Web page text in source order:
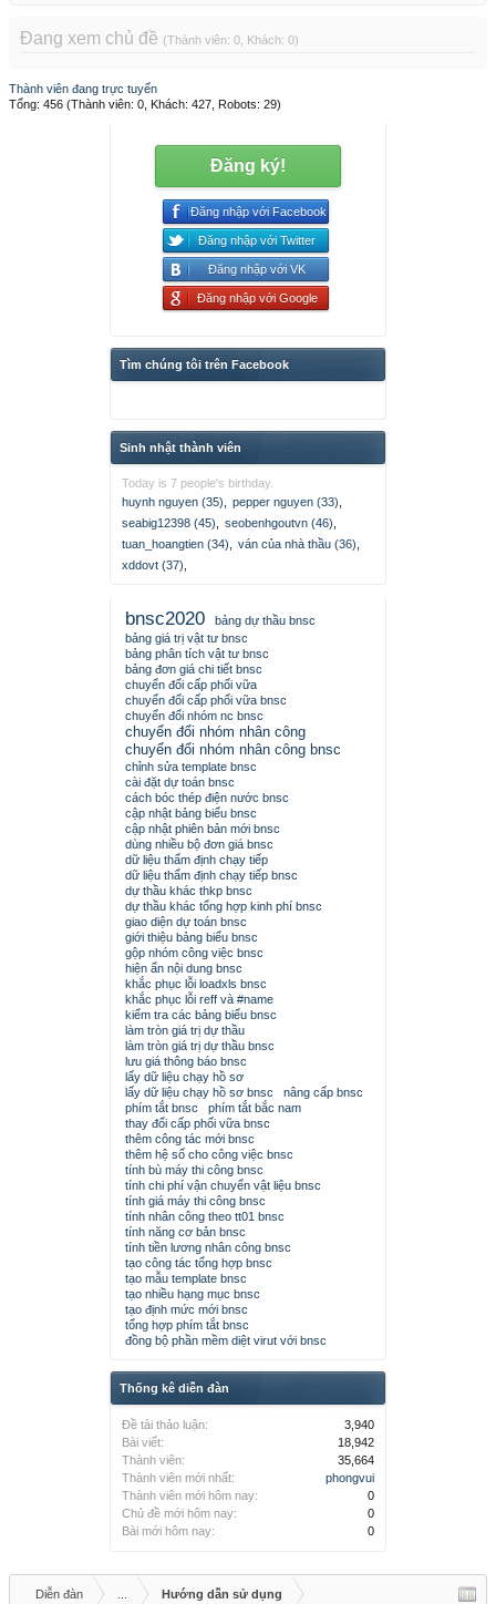
Đang xem chủ đề (Thành viên: 0, Khách: 0)
Thành viên đang trực tuyến
Tổng: 456 (Thành viên: 0, Khách: 427, Robots: 29)
Đăng ký!
Đăng nhập với Facebook
Đăng nhập với Twitter
Đăng nhập với VK
Đăng nhập với Google
Tìm chúng tôi trên Facebook
Sinh nhật thành viên
Today is 7 people's birthday.
huynh nguyen (35)
pepper nguyen (33)
seabig12398 (45)
seobenhgoutvn (46)
tuan_hoangtien (34)
ván của nhà thầu (36)
xddovt (37)
bnsc2020
bảng dự thầu bnsc
bảng giá trị vật tư bnsc
bảng phân tích vật tư bnsc
bảng đơn giá chi tiết bnsc
chuyển đổi cấp phối vữa
chuyển đổi cấp phối vữa bnsc
chuyển đổi nhóm nc bnsc
chuyển đổi nhóm nhân công
chuyển đổi nhóm nhân công bnsc
chỉnh sửa template bnsc
cài đặt dự toán bnsc
cách bóc thép điện nước bnsc
cập nhật bảng biểu bnsc
cập nhật phiên bản mới bnsc
dùng nhiều bộ đơn giá bnsc
dữ liệu thẩm định chạy tiếp
dữ liệu thẩm định chạy tiếp bnsc
dự thầu khác thkp bnsc
dự thầu khác tổng hợp kinh phí bnsc
giao diện dự toán bnsc
giới thiệu bảng biểu bnsc
gộp nhóm công việc bnsc
hiện ẩn nội dung bnsc
khắc phục lỗi loadxls bnsc
khắc phục lỗi reff và #name
kiểm tra các bảng biểu bnsc
làm tròn giá trị dự thầu
làm tròn giá trị dự thầu bnsc
lưu giá thông báo bnsc
lấy dữ liệu chạy hồ sơ
lấy dữ liệu chạy hồ sơ bnsc
nâng cấp bnsc
phím tắt bnsc
phím tắt bắc nam
thay đổi cấp phối vữa bnsc
thêm công tác mới bnsc
thêm hệ số cho công việc bnsc
tính bù máy thi công bnsc
tính chi phí vận chuyển vật liệu bnsc
tính giá máy thi công bnsc
tính nhân công theo tt01 bnsc
tính năng cơ bản bnsc
tính tiền lương nhân công bnsc
tạo công tác tổng hợp bnsc
tạo mẫu template bnsc
tạo nhiều hạng mục bnsc
tạo định mức mới bnsc
tổng hợp phím tắt bnsc
đồng bộ phần mềm diệt virut với bnsc
Thống kê diễn đàn
Đề tài thảo luận:
3,940
Bài viết:
18,942
Thành viên:
35,664
Thành viên mới nhất:
phongvui
Thành viên mới hôm nay:
0
Chủ đề mới hôm nay:
0
Bài mới hôm nay:
0
Diễn đàn Hướng dẫn sử dụng